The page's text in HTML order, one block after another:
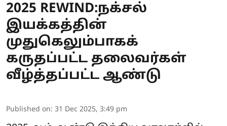
2025 REWIND:நக்சல்
இயக்கத்தின்
முதுகெலும்பாகக்
கருதப்பட்ட தலைவர்கள்
வீழ்த்தப்பட்ட ஆண்டு
Published on: 31 Dec 2025, 3:49 pm